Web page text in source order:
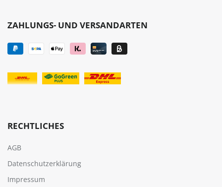
ZAHLUNGS- UND VERSANDARTEN
RECHTLICHES
AGB
Datenschutzerklärung
Impressum